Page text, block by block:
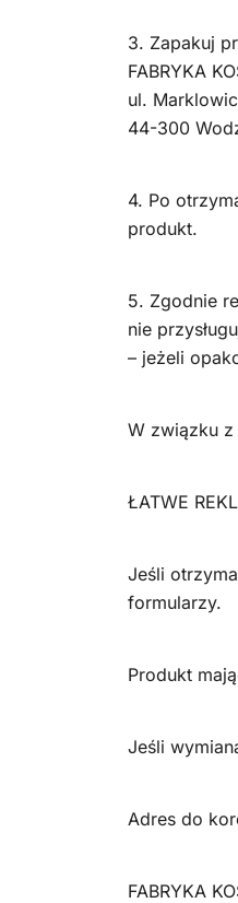
3. Zapakuj
FABRYKA
ul.
44-300
4. Po
produkt.
5. Zgodnie
nie
– jeżeli
W związku z
ŁATWE
Jeśli
formularzy.
Produkt
Jeśli
Adres do
FABRYKA